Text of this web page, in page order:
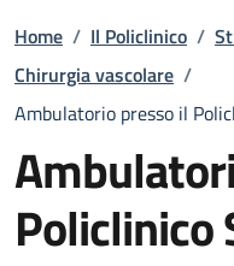
Briciole di
Home / Il Policlinico /
Chirurgia vascolare /
Ambulatorio presso il
Policlinico